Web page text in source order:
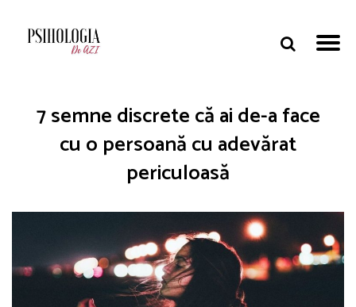
7 semne discrete că ai de-a face
cu o persoană cu adevărat
periculoasă